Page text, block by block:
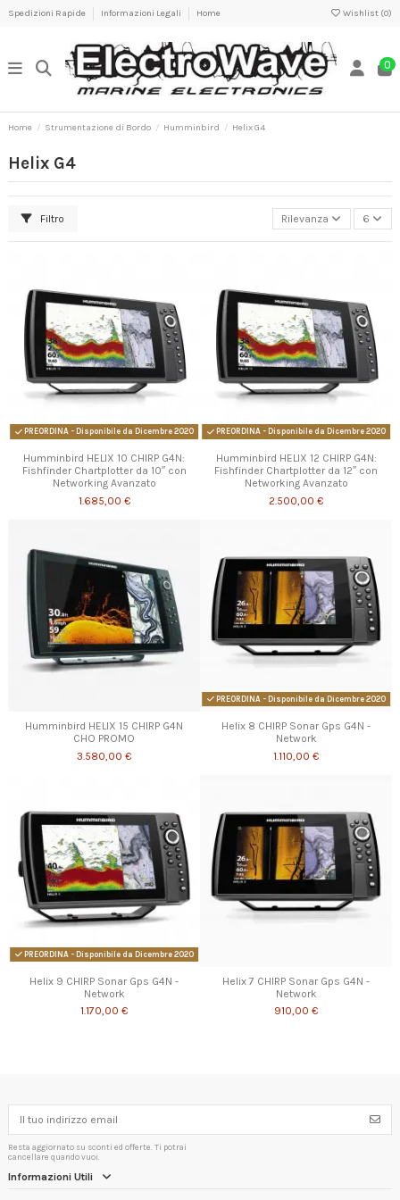
Spedizioni Rapide Informazioni Legali Home Wishlist (0)
0
Home Strumentazione di Bordo Humminbird Helix G4
Helix G4
Filtro Rilevanza 6
PREORDINA - Disponibile da Dicembre 2020
Humminbird HELIX 10 CHIRP G4N:
Fishfinder Chartplotter da 10″ con
Networking Avanzato
1.685,00 €
PREORDINA - Disponibile da Dicembre 2020
Humminbird HELIX 12 CHIRP G4N:
Fishfinder Chartplotter da 12″ con
Networking Avanzato
2.500,00 €
Humminbird HELIX 15 CHIRP G4N
CHO PROMO
3.580,00 €
PREORDINA - Disponibile da Dicembre 2020
Helix 8 CHIRP Sonar Gps G4N -
Network
1.110,00 €
PREORDINA - Disponibile da Dicembre 2020
Helix 9 CHIRP Sonar Gps G4N -
Network
1.170,00 €
Helix 7 CHIRP Sonar Gps G4N -
Network
910,00 €
Resta aggiornato su sconti ed offerte. Ti potrai
cancellare quando vuoi.
Informazioni Utili